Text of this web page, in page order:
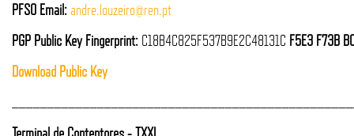
PFSO Email:andre.louzeiro@ren.pt
PGP Public Key Fingerprint: C18B4C825F537B9E2C48131C F5E3 F73B
Download Public Key